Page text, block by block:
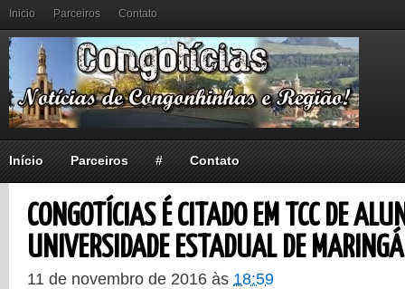
Inicio Parceiros Contato
Início Parceiros # Contato
CONGOTÍCIAS É CITADO EM TCC DE
UNIVERSIDADE ESTADUAL DE MARINGÁ
11 de novembro de 2016 às 18:59